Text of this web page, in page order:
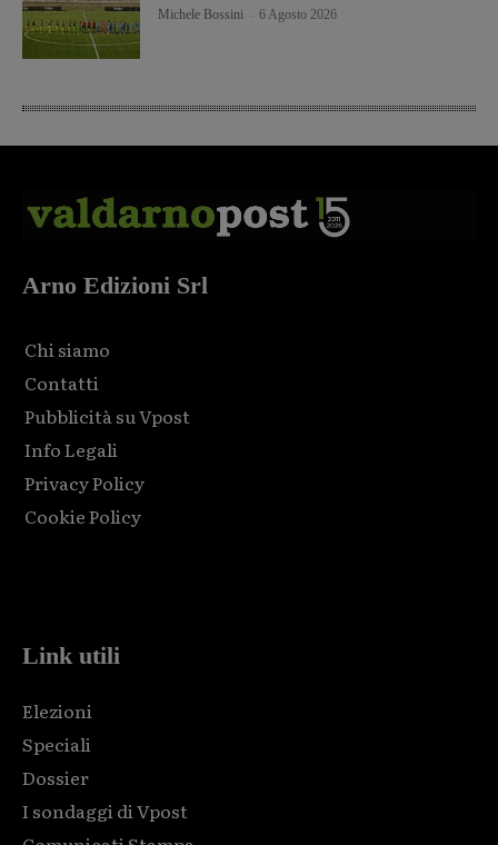
Michele Bossini 6 Agosto 2026
Arno Edizioni Srl
Chi siamo
Contatti
Pubblicità su Vpost
Info Legali
Privacy Policy
Cookie Policy
Link utili
Elezioni
Speciali
Dossier
I sondaggi di Vpost